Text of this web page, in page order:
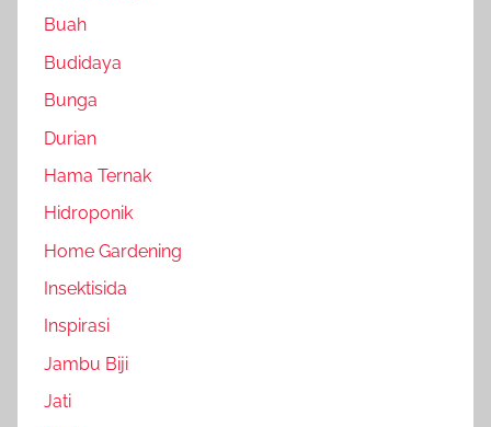
Buah
Budidaya
Bunga
Durian
Hama Ternak
Hidroponik
Home Gardening
Insektisida
Inspirasi
Jambu Biji
Jati